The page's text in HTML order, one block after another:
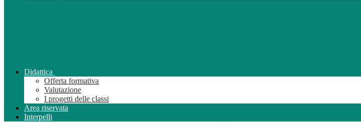
Didattica
Offerta formativa
Valutazione
I progetti delle classi
Area riservata
Interpelli